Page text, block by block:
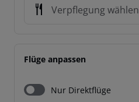
Verpflegung wählen
Flüge anpassen
Nur Direktflüge